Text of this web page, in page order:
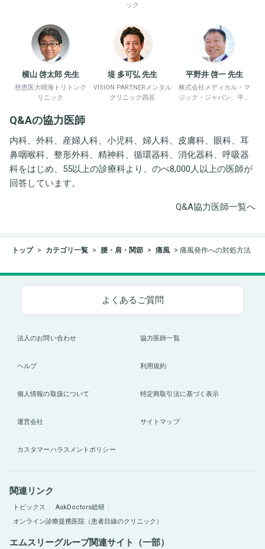
ック
横山 啓太郎 先生
慈恵医大晴海トリトンク
リニック
堤 多可弘 先生
VISION PARTNERメンタル
クリニック四谷
平野井 啓一 先生
株式会社メディカル・マ
ジック・ジャパン、平野
Q&Aの協力医師
内科、外科、産婦人科、小児科、婦人科、皮膚科、眼科、耳
鼻咽喉科、整形外科、精神科、循環器科、消化器科、呼吸器
科をはじめ、55以上の診療科より、のべ8,000人以上の医師が
回答しています。
Q&A協力医師一覧へ
トップ カテゴリ一覧 腰・肩・関節 痛風 痛風発作への対処方法
よくあるご質問
法人のお問い合わせ 協力医師一覧
ヘルプ 利用規約
個人情報の取扱について 特定商取引法に基づく表示
運営会社 サイトマップ
カスタマーハラスメントポリシー
関連リンク
トピックス
AskDoctors総研
オンライン診療提携医院（患者目線のクリニック）
エムスリーグループ関連サイト（一部）